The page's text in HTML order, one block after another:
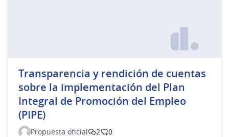
Transparencia y rendición de cuentas
sobre la implementación del Plan
Integral de Promoción del Empleo
(PIPE)
Propuesta oficial 2 0